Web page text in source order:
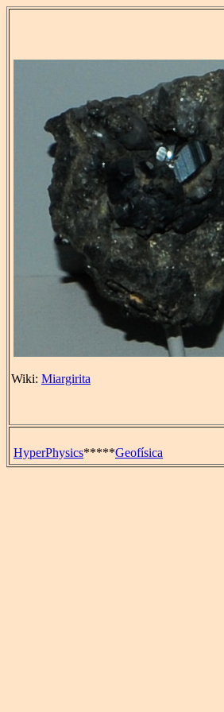
Wiki: Miargirita
HyperPhysics*****Geofísica